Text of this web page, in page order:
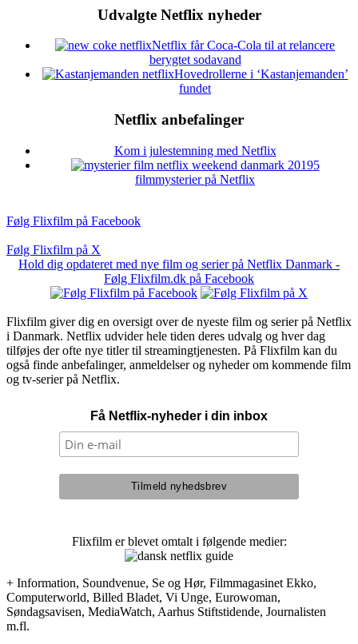
Udvalgte Netflix nyheder
Netflix får Coca-Cola til at relancere
berygtet sodavand
Hovedrollerne i ‘Kastanjemanden’
fundet
Netflix anbefalinger
Kom i julestemning med Netflix
5
filmmysterier på Netflix
Følg Flixfilm på Facebook
Følg Flixfilm på X
Hold dig opdateret med nye film og serier på Netflix Danmark -
Følg Flixfilm.dk på Facebook
Flixfilm giver dig en oversigt over de nyeste film og serier på Netflix
i Danmark. Netflix udvider hele tiden deres udvalg og hver dag
tilføjes der ofte nye titler til streamingtjenesten. På Flixfilm kan du
også finde anbefalinger, anmeldelser og nyheder om kommende film
og tv-serier på Netflix.
Få Netflix-nyheder i din inbox
Flixfilm er blevet omtalt i følgende medier:
+ Information, Soundvenue, Se og Hør, Filmmagasinet Ekko,
Computerworld, Billed Bladet, Vi Unge, Eurowoman,
Søndagsavisen, MediaWatch, Aarhus Stiftstidende, Journalisten
m.fl.